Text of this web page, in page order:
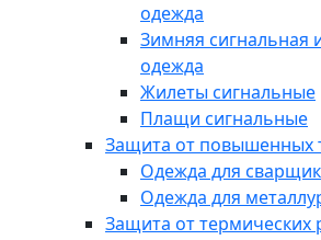
одежда
Зимняя сигнальная
одежда
Жилеты сигнальные
Плащи сигнальные
Защита от повышенных
Одежда для
Одежда для
Защита от термических